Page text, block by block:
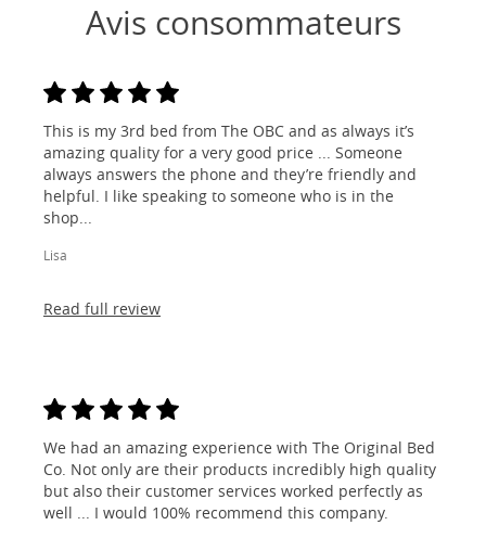
Avis consommateurs
This is my 3rd bed from The OBC and as always it’s
amazing quality for a very good price ... Someone
always answers the phone and they’re friendly and
helpful. I like speaking to someone who is in the
shop...
Lisa
Read full review
We had an amazing experience with The Original Bed
Co. Not only are their products incredibly high quality
but also their customer services worked perfectly as
well ... I would 100% recommend this company.